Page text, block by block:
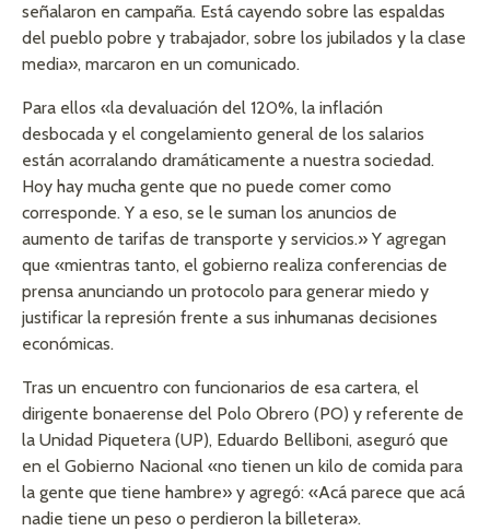
señalaron en campaña. Está cayendo sobre las espaldas
del pueblo pobre y trabajador, sobre los jubilados y la clase
media», marcaron en un comunicado.
Para ellos «la devaluación del 120%, la inflación
desbocada y el congelamiento general de los salarios
están acorralando dramáticamente a nuestra sociedad.
Hoy hay mucha gente que no puede comer como
corresponde. Y a eso, se le suman los anuncios de
aumento de tarifas de transporte y servicios.» Y agregan
que «mientras tanto, el gobierno realiza conferencias de
prensa anunciando un protocolo para generar miedo y
justificar la represión frente a sus inhumanas decisiones
económicas.
Tras un encuentro con funcionarios de esa cartera, el
dirigente bonaerense del Polo Obrero (PO) y referente de
la Unidad Piquetera (UP), Eduardo Belliboni, aseguró que
en el Gobierno Nacional «no tienen un kilo de comida para
la gente que tiene hambre» y agregó: «Acá parece que acá
nadie tiene un peso o perdieron la billetera».